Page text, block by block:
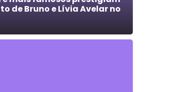
de Bruno e Lívia Avelar no